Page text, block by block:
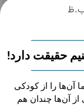
حقیقت دارد!
آن‌ها را از کودکی
از آن‌ها چندان هم